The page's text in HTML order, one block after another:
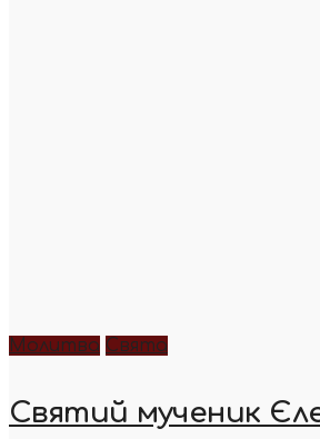
Молитва Свята
Святий мученик